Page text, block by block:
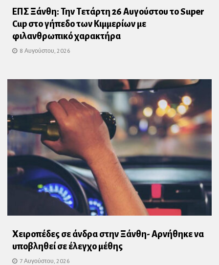
ΕΠΣ Ξάνθη: Την Τετάρτη 26 Αυγούστου το Super
Cup στο γήπεδο των Κιμμερίων με
φιλανθρωπικό χαρακτήρα
8 Αυγούστου, 2026
Χειροπέδες σε άνδρα στην Ξάνθη- Αρνήθηκε να
υποβληθεί σε έλεγχο μέθης
7 Αυγούστου, 2026